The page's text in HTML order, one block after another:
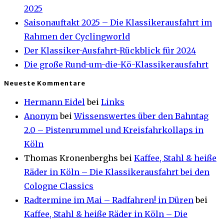
2025
Saisonauftakt 2025 – Die Klassikerausfahrt im
Rahmen der Cyclingworld
Der Klassiker-Ausfahrt-Rückblick für 2024
Die große Rund-um-die-Kö-Klassikerausfahrt
Neueste Kommentare
Hermann Eidelbei Links
AnonymbeiWissenswertes über den Bahntag
2.0 – Pistenrummel und Kreisfahrkollaps in
Köln
Thomas Kronenberghs bei Kaffee, Stahl & heiße
Räder in Köln – Die Klassikerausfahrt bei den
Cologne Classics
Radtermine im Mai – Radfahren! in Dürenbei
Kaffee, Stahl & heiße Räder in Köln – Die